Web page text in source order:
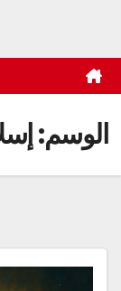
الوسم: